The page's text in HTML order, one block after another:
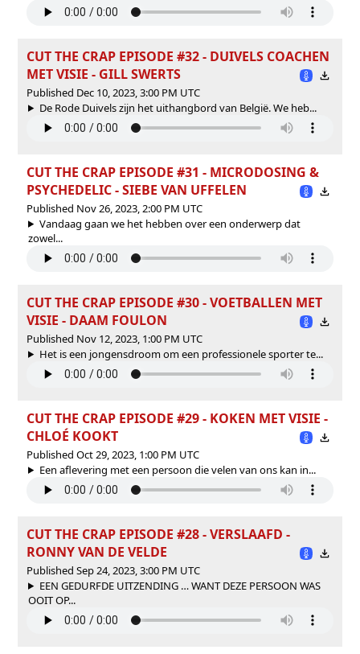
CUT THE CRAP EPISODE #32 - DUIVELS COACHEN
MET VISIE - GILL SWERTS
Published Dec 10, 2023, 3:00 PM UTC
De Rode Duivels zijn het uithangbord van België. We heb...
CUT THE CRAP EPISODE #31 - MICRODOSING &
PSYCHEDELIC - SIEBE VAN UFFELEN
Published Nov 26, 2023, 2:00 PM UTC
Vandaag gaan we het hebben over een onderwerp dat
zowel...
CUT THE CRAP EPISODE #30 - VOETBALLEN MET
VISIE - DAAM FOULON
Published Nov 12, 2023, 1:00 PM UTC
Het is een jongensdroom om een professionele sporter te...
CUT THE CRAP EPISODE #29 - KOKEN MET VISIE -
CHLOÉ KOOKT
Published Oct 29, 2023, 1:00 PM UTC
Een aflevering met een persoon die velen van ons kan in...
CUT THE CRAP EPISODE #28 - VERSLAAFD -
RONNY VAN DE VELDE
Published Sep 24, 2023, 3:00 PM UTC
EEN GEDURFDE UITZENDING … WANT DEZE PERSOON WAS
OOIT OP...